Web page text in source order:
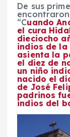
De sus
“Cuando
el cura
dieciocho
indios de la
asienta la
el diez de
un niño
nacido el
de José
padrinos
indios del